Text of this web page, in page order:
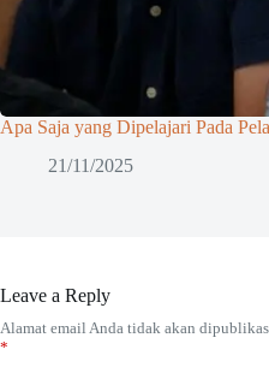
Apa Saja yang Dipelajari Pada
21/11/2025
Leave a Reply
Alamat email Anda tidak akan
*